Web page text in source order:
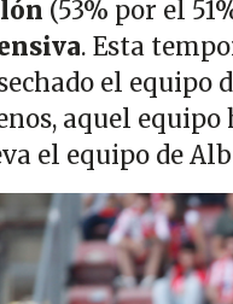
(53% por el
. Esta
el equipo
aquel
el equipo de